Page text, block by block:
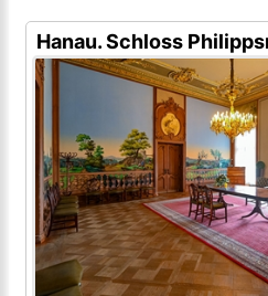
Hanau. Schloss